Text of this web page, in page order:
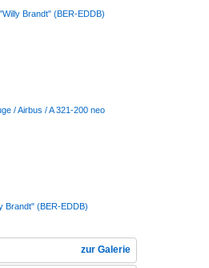
Brandt" (BER-EDDB)
/ Airbus / A 321-200 neo
Brandt" (BER-EDDB)
zur Galerie